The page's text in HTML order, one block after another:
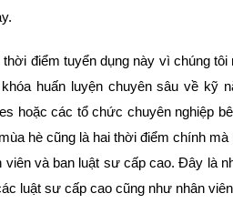
thời điểm tuyển dụng này vì chúng
huấn luyện chuyên sâu về kỹ
hoặc các tổ chức chuyên nghiệp
hè cũng là hai thời điểm chính
viên và ban luật sư cấp cao. Đây là
luật sư cấp cao cũng như nhân